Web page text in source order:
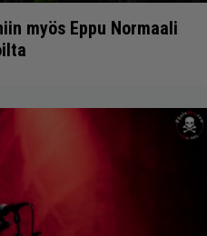
myös Eppu Normaali